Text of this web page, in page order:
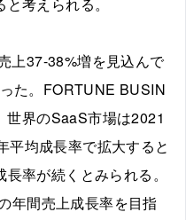
上37-38%増を見込んで
た。FORTUNE BUSIN
界のSaaS市場は2021
平均成長率で拡大すると
率が続くとみられる。
年間売上成長率を目指